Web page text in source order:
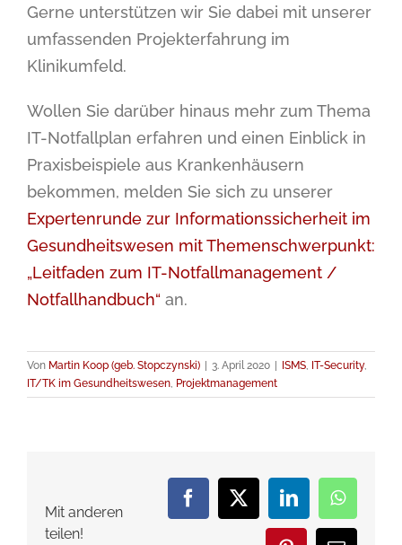
Gerne unterstützen wir Sie dabei mit unserer
umfassenden Projekterfahrung im
Klinikumfeld.
Wollen Sie darüber hinaus mehr zum Thema
IT-Notfallplan erfahren und einen Einblick in
Praxisbeispiele aus Krankenhäusern
bekommen, melden Sie sich zu unserer
Expertenrunde zur Informationssicherheit im
Gesundheitswesen mit Themenschwerpunkt:
„Leitfaden zum IT-Notfallmanagement /
Notfallhandbuch“ an.
Von Martin Koop (geb. Stopczynski) 3. April 2020 ISMS, IT-Security,
IT/TK im Gesundheitswesen, Projektmanagement
Mit anderen
teilen!
Facebook
X LinkedIn